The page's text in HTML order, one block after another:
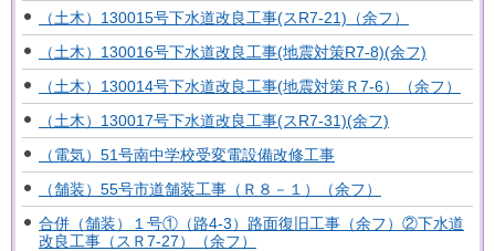
（土木）130015号下水道改良工事(スR7-21)（余フ）
（土木）130016号下水道改良工事(地震対策R7-8)(余フ)
（土木）130014号下水道改良工事(地震対策Ｒ7-6）（余フ）
（土木）130017号下水道改良工事(スR7-31)(余フ)
（電気）51号南中学校受変電設備改修工事
（舗装）55号市道舗装工事（Ｒ８－１）（余フ）
合併（舗装）１号①（路4-3）路面復旧工事（余フ）②下水道
改良工事（スＲ7-27）（余フ）